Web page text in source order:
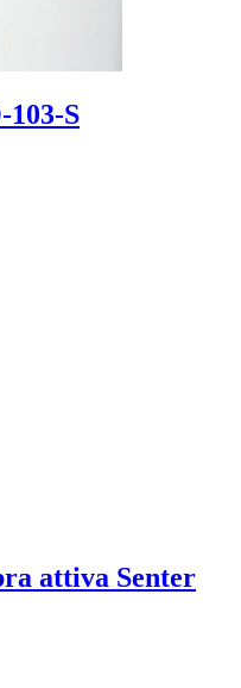
S
attiva Senter